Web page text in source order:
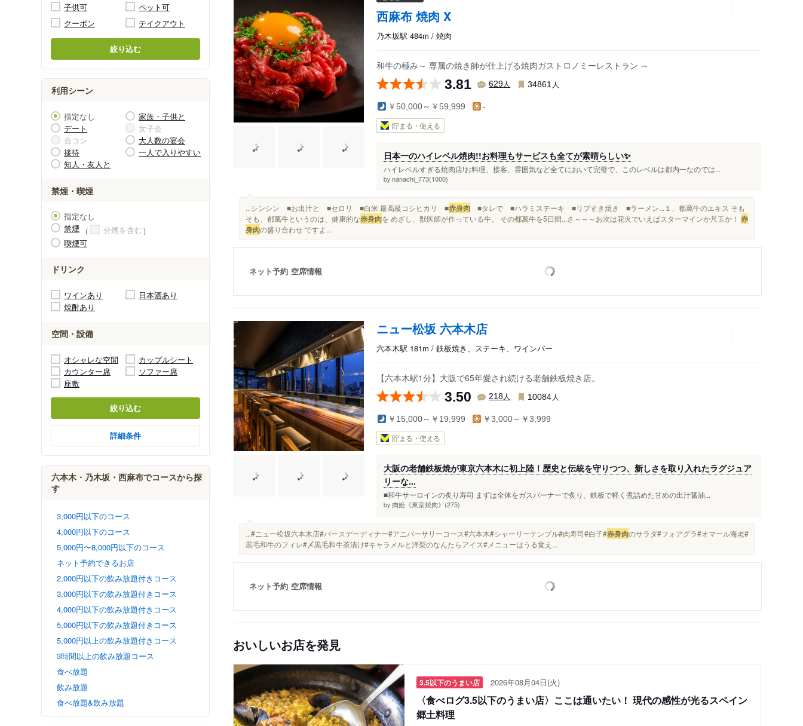
子供可
ペット可
クーポン
テイクアウト
絞り込む
利用シーン
指定なし
家族・子供と
デート
女子会
合コン
大人数の宴会
接待
一人で入りやすい
知人・友人と
禁煙・喫煙
指定なし
禁煙
分煙を含む
喫煙可
ドリンク
ワインあり
日本酒あり
焼酎あり
空間・設備
オシャレな空間
カップルシート
カウンター席
ソファー席
座敷
絞り込む
詳細条件
六本木・乃木坂・西麻布でコースから探
す
3,000円以下のコース
4,000円以下のコース
5,000円〜8,000円以下のコース
ネット予約できるお店
2,000円以下の飲み放題付きコース
3,000円以下の飲み放題付きコース
4,000円以下の飲み放題付きコース
5,000円以下の飲み放題付きコース
5,000円以上の飲み放題付きコース
3時間以上の飲み放題コース
食べ放題
飲み放題
食べ放題&飲み放題
西麻布 焼肉 X
乃木坂駅 484m / 焼肉
和牛の極み～ 専属の焼き師が仕上げる焼肉ガストロノミーレストラン ～
3.81 629人 34861 人
￥50,000～￥59,999 -
貯まる・使える
日本一のハイレベル焼肉!!お料理もサービスも全てが素晴らしい✨
ハイレベルすぎる焼肉店!お料理、接客、雰囲気など全てにおいて完璧で、このレベルは都内一なのでは...
by nanachi_773(1000)
...シンシン ■お出汁と ■セロリ ■白米 最高級コシヒカリ ■赤身肉 ■タレで ■ハラミステーキ ■リブすき焼き ■ラーメン...１、都萬牛のエキス そも
そも、都萬牛というのは、健康的な赤身肉を めざし、獣医師が作っている牛。 その都萬牛を5日間...さ～～～お次は花火でいえばスターマインか尺玉か！ 赤
身肉の盛り合わせ ですよ...
ネット予約 空席情報
ニュー松坂 六本木店
六本木駅 181m / 鉄板焼き、ステーキ、ワインバー
【六本木駅1分】大阪で65年愛され続ける老舗鉄板焼き店。
3.50 218人 10084 人
￥15,000～￥19,999 ￥3,000～￥3,999
貯まる・使える
大阪の老舗鉄板焼が東京六本木に初上陸！歴史と伝統を守りつつ、新しさを取り入れたラグジュア
リーな...
■和牛サーロインの炙り寿司 まずは全体をガスバーナーで炙り、鉄板で軽く煮詰めた甘めの出汁醤油...
by 肉姫《東京焼肉》(275)
...#ニュー松坂六本木店#バースデーディナー#アニバーサリーコース#六本木#シャーリーテンプル#肉寿司#白子#赤身肉のサラダ#フォアグラ#オマール海老#
黒毛和牛のフィレ#〆黒毛和牛茶漬け#キャラメルと洋梨のなんたらアイス#メニューはうる覚え...
ネット予約 空席情報
おいしいお店を発見
3.5以下のうまい店 2026年08月04日(火)
〈食べログ3.5以下のうまい店〉ここは通いたい！ 現代の感性が光るスペイン
郷土料理